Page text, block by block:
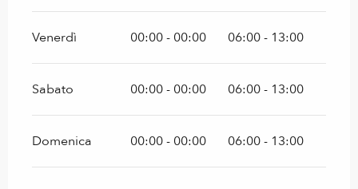
Venerdì 00:00 - 00:00 06:00 - 13:00
Sabato 00:00 - 00:00 06:00 - 13:00
Domenica 00:00 - 00:00 06:00 - 13:00